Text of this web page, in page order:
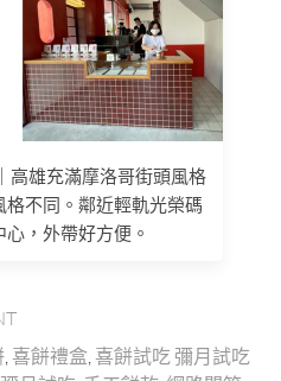
高雄充滿摩洛哥街頭風格
不同。鄰近輕軌光榮碼
，外帶好方便。
喜餅禮盒 喜餅試吃 彌月試吃